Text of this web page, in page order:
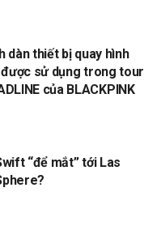
dàn thiết bị quay hình
được sử dụng trong tour
của BLACKPINK
“để mắt” tới Las